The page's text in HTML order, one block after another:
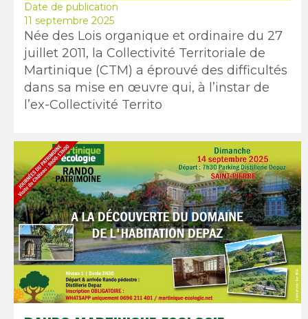
Date de publication
11 septembre 2025
Née des Lois organique et ordinaire du 27
juillet 2011, la Collectivité Territoriale de
Martinique (CTM) a éprouvé des difficultés
dans sa mise en œuvre qui, à l’instar de
l’ex-Collectivité Territo